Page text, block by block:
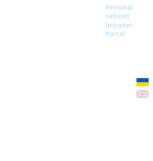
Personal
cabinet
Intranet
Portal